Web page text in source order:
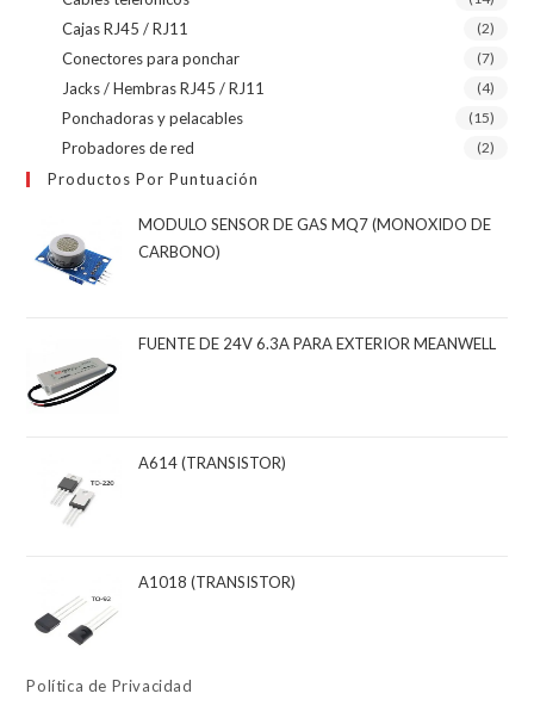
Cajas RJ45 / RJ11 (2)
Conectores para ponchar (7)
Jacks / Hembras RJ45 / RJ11 (4)
Ponchadoras y pelacables (15)
Probadores de red (2)
Productos Por Puntuación
MODULO SENSOR DE GAS MQ7 (MONOXIDO DE
CARBONO)
FUENTE DE 24V 6.3A PARA EXTERIOR MEANWELL
A614 (TRANSISTOR)
A1018 (TRANSISTOR)
Política de Privacidad